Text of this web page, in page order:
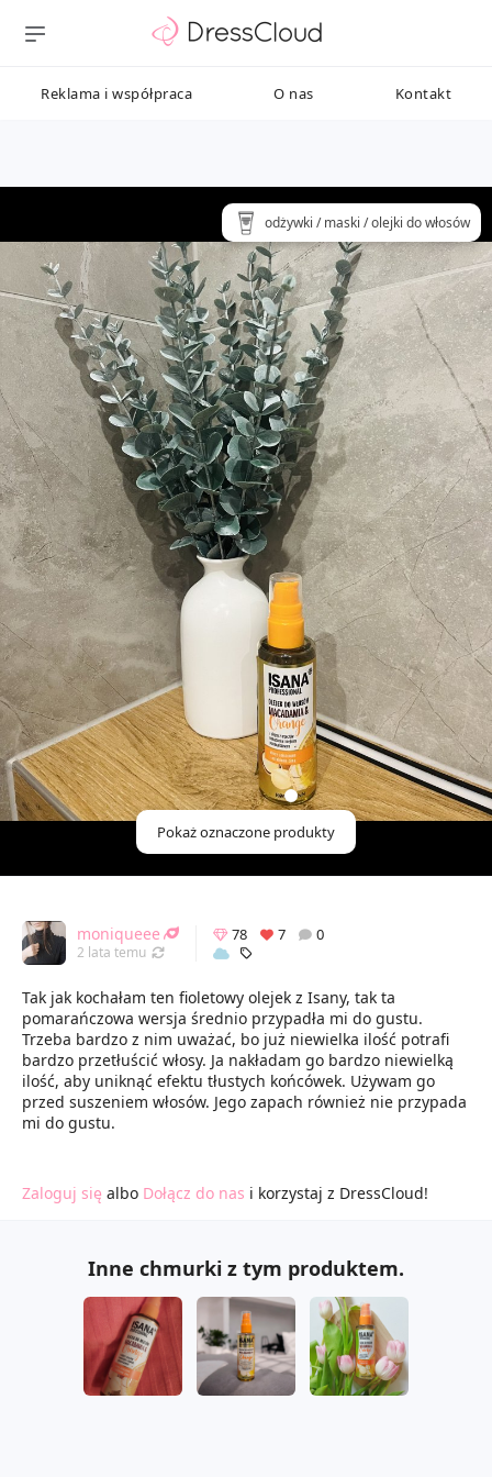
Reklama i współpraca O nas Kontakt
Pokaż oznaczone produkty
odżywki / maski / olejki do włosów
moniqueee
2 lata temu Odświeżony 11.06.2024 10:01
78 7 0
Tak jak kochałam ten fioletowy olejek z Isany, tak ta
pomarańczowa wersja średnio przypadła mi do gustu.
Trzeba bardzo z nim uważać, bo już niewielka ilość potrafi
bardzo przetłuścić włosy. Ja nakładam go bardzo niewielką
ilość, aby uniknąć efektu tłustych końcówek. Używam go
przed suszeniem włosów. Jego zapach również nie przypada
mi do gustu.
Zaloguj się albo Dołącz do nas i korzystaj z DressCloud!
Inne chmurki z tym produktem.